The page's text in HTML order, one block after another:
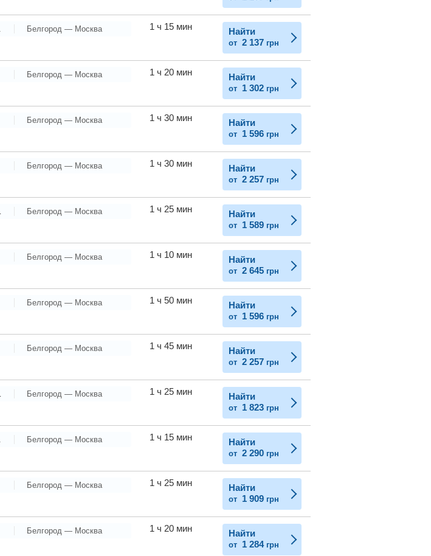
Белгород — Москва 1 ч 15 мин Найти
от 2 137 грн
Белгород — Москва 1 ч 20 мин Найти
от 1 302 грн
Белгород — Москва 1 ч 30 мин Найти
от 1 596 грн
Белгород — Москва 1 ч 30 мин Найти
от 2 257 грн
Белгород — Москва 1 ч 25 мин Найти
от 1 589 грн
Белгород — Москва 1 ч 10 мин Найти
от 2 645 грн
Белгород — Москва 1 ч 50 мин Найти
от 1 596 грн
Белгород — Москва 1 ч 45 мин Найти
от 2 257 грн
Белгород — Москва 1 ч 25 мин Найти
от 1 823 грн
Белгород — Москва 1 ч 15 мин Найти
от 2 290 грн
Белгород — Москва 1 ч 25 мин Найти
от 1 909 грн
Белгород — Москва 1 ч 20 мин Найти
от 1 284 грн